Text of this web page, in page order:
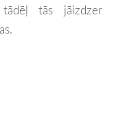
tās jāizdzer